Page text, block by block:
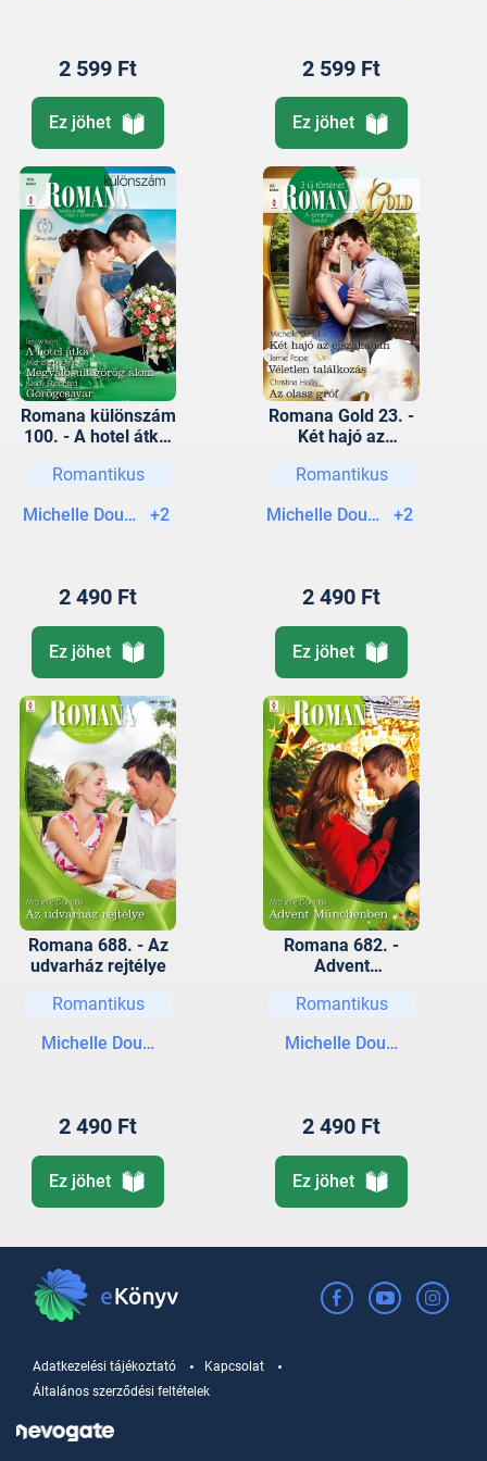
2 599 Ft
Ez jöhet
2 599 Ft
Ez jöhet
Romana különszám
100. - A hotel átka;
álom; Görögcsavar
Romantikus
Michelle Douglas+2
2 490 Ft
Ez jöhet
Romana Gold 23. -
Két hajó az
Véletlen találkozás;
Romantikus
Michelle Douglas+2
2 490 Ft
Ez jöhet
Romana 688. - Az
udvarház rejtélye
Romantikus
Michelle Douglas
2 490 Ft
Ez jöhet
Romana 682. -
Advent
Romantikus
Michelle Douglas
2 490 Ft
Ez jöhet
Adatkezelési tájékoztató
Kapcsolat
Általános szerződési feltételek